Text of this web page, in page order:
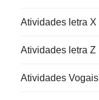
Atividades letra X
Atividades letra Z
Atividades Vogais